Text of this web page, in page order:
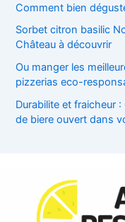
Comment bien
Sorbet citron basilic
Château à découvrir
Ou manger les
pizzerias eco-
Durabilite et fraicheur
de biere ouvert dans